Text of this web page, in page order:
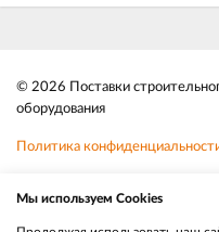
© 2026 Поставки
оборудования
Политика
Телефон:8 (383) 202 1436
Мы используем Cookies